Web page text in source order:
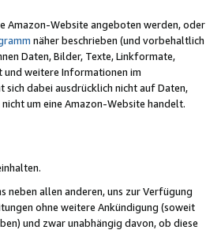
Amazon-Website angeboten werden, oder
näher beschrieben (und vorbehaltlich
Daten, Bilder, Texte, Linkformate,
und weitere Informationen im
dabei ausdrücklich nicht auf Daten,
um eine Amazon-Website handelt.
neben allen anderen, uns zur Verfügung
ohne weitere Ankündigung (soweit
und zwar unabhängig davon, ob diese